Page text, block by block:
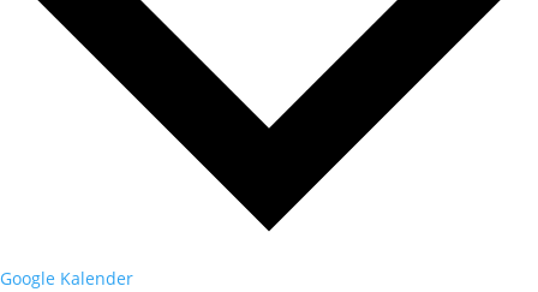
Google Kalender